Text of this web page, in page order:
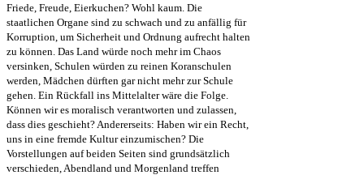
Friede, Freude, Eierkuchen? Wohl kaum. Die
staatlichen Organe sind zu schwach und zu anfällig für
Korruption, um Sicherheit und Ordnung aufrecht halten
zu können. Das Land würde noch mehr im Chaos
versinken, Schulen würden zu reinen Koranschulen
werden, Mädchen dürften gar nicht mehr zur Schule
gehen. Ein Rückfall ins Mittelalter wäre die Folge.
Können wir es moralisch verantworten und zulassen,
dass dies geschieht? Andererseits: Haben wir ein Recht,
uns in eine fremde Kultur einzumischen? Die
Vorstellungen auf beiden Seiten sind grundsätzlich
verschieden, Abendland und Morgenland treffen